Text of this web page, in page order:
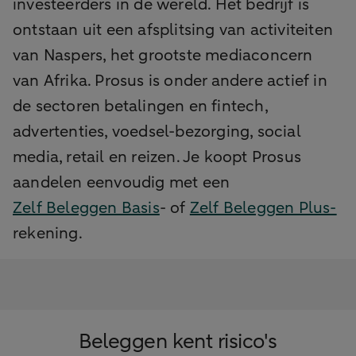
investeerders in de wereld. Het bedrijf is
ontstaan uit een afsplitsing van activiteiten
van Naspers, het grootste mediaconcern
van Afrika. Prosus is onder andere actief in
de sectoren betalingen en fintech,
advertenties, voedsel-bezorging, social
media, retail en reizen. Je koopt Prosus
aandelen eenvoudig met een
Zelf Beleggen Basis- of Zelf Beleggen Plus-
rekening.
Beleggen kent risico's